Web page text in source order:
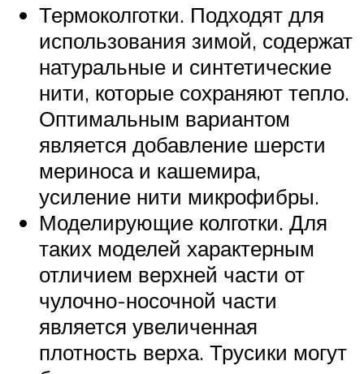
Термоколготки. Подходят для
использования зимой, содержат
натуральные и синтетические
нити, которые сохраняют тепло.
Оптимальным вариантом
является добавление шерсти
мериноса и кашемира,
усиление нити микрофибры.
Моделирующие колготки. Для
таких моделей характерным
отличием верхней части от
чулочно-носочной части
является увеличенная
плотность верха. Трусики могут